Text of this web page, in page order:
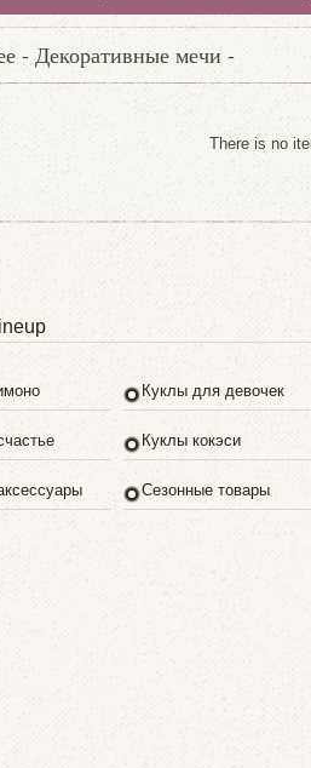
- Декоративные мечи -
There is no
Куклы для девочек
Куклы кокэси
Сезонные товары